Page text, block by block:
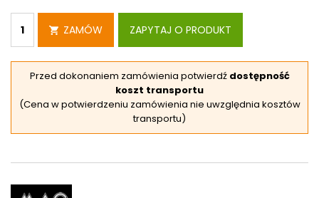
ZAMÓW ZAPYTAJ O PRODUKT
Przed dokonaniem zamówienia potwierdź dostępność
koszt transportu
(Cena w potwierdzeniu zamówienia nie uwzględnia kosztów
transportu)